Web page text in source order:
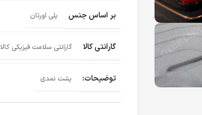
بر اساس جنس پلی اورتان
گارانتی کالا گارانتی سلامت فیزیکی کالا
توضیحات: پشت نمدی